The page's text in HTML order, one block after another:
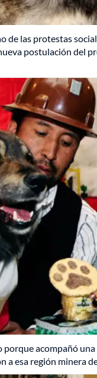
de las protestas
postulación del
porque acompañó
a esa región minera